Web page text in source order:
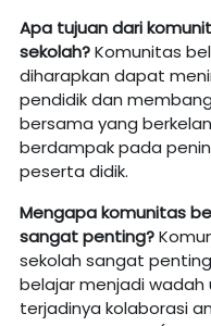
Apa tujuandari
sekolah?Komunitas
diharapkan dapat
pendidik dan
bersama yang
berdampak pada
peserta didik.
Mengapakomunitas
sangat penting?
sekolah sangat
belajar menjadi wadah
terjadinya kolaborasi